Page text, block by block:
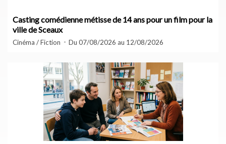
Casting comédienne métisse de 14 ans pour un film pour la
ville de Sceaux
Cinéma / Fiction Du 07/08/2026 au 12/08/2026